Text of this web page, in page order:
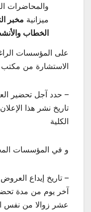
ميزانية مخبر
الخطاب
على المؤسسات
الاستشارة من مكتب
– حدد آجل تحضير
تاريخ نشر هذا
الكلية
و في المؤسسات
– تاريخ إيداع
آخر يوم من مدة
عشر زوالا من نفس